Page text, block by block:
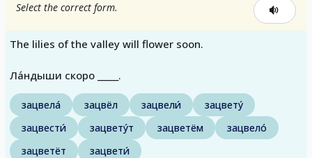
Select the correct form.
The lilies of the valley will flower soon.
Ла́ндыши скоро _____.
зацвела́ зацвёл зацвели́
зацвету́
зацвести́
зацвету́т зацветём
зацвело́
зацветёт
зацвети́